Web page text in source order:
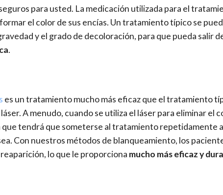
para usted. La medicación utilizada para el
el color de sus encías. Un tratamiento típico se
y el grado de decoloración, para que pueda salir
.
es un tratamiento mucho más eficaz que el tratamiento
A menudo, cuando se utiliza el láser para eliminar el
tendrá que someterse al tratamiento repetidamente
Con nuestros métodos de blanqueamiento, los
lo que le proporciona mucho más eficaz y